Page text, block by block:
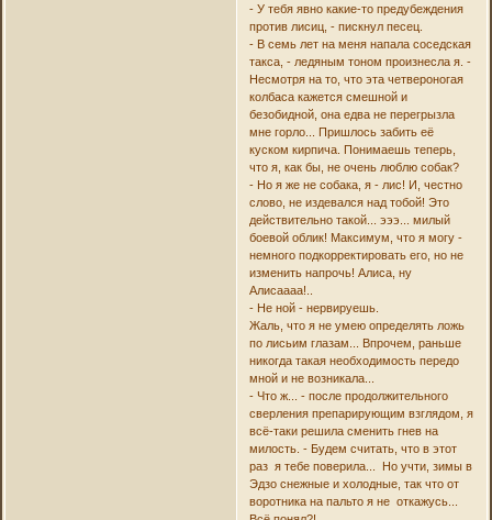
- У тебя явно какие-то предубеждения
против лисиц, - пискнул песец.
- В семь лет на меня напала соседская
такса, - ледяным тоном произнесла я. -
Несмотря на то, что эта четвероногая
колбаса кажется смешной и
безобидной, она едва не перегрызла
мне горло... Пришлось забить её
куском кирпича. Понимаешь теперь,
что я, как бы, не очень люблю собак?
- Но я же не собака, я - лис! И, честно
слово, не издевался над тобой! Это
действительно такой... эээ... милый
боевой облик! Максимум, что я могу -
немного подкорректировать его, но не
изменить напрочь! Алиса, ну
Алисаааа!..
- Не ной - нервируешь.
Жаль, что я не умею определять ложь
по лисьим глазам... Впрочем, раньше
никогда такая необходимость передо
мной и не возникала...
- Что ж... - после продолжительного
сверления препарирующим взглядом, я
всё-таки решила сменить гнев на
милость. - Будем считать, что в этот
раз я тебе поверила... Но учти, зимы в
Эдзо снежные и холодные, так что от
воротника на пальто я не откажусь...